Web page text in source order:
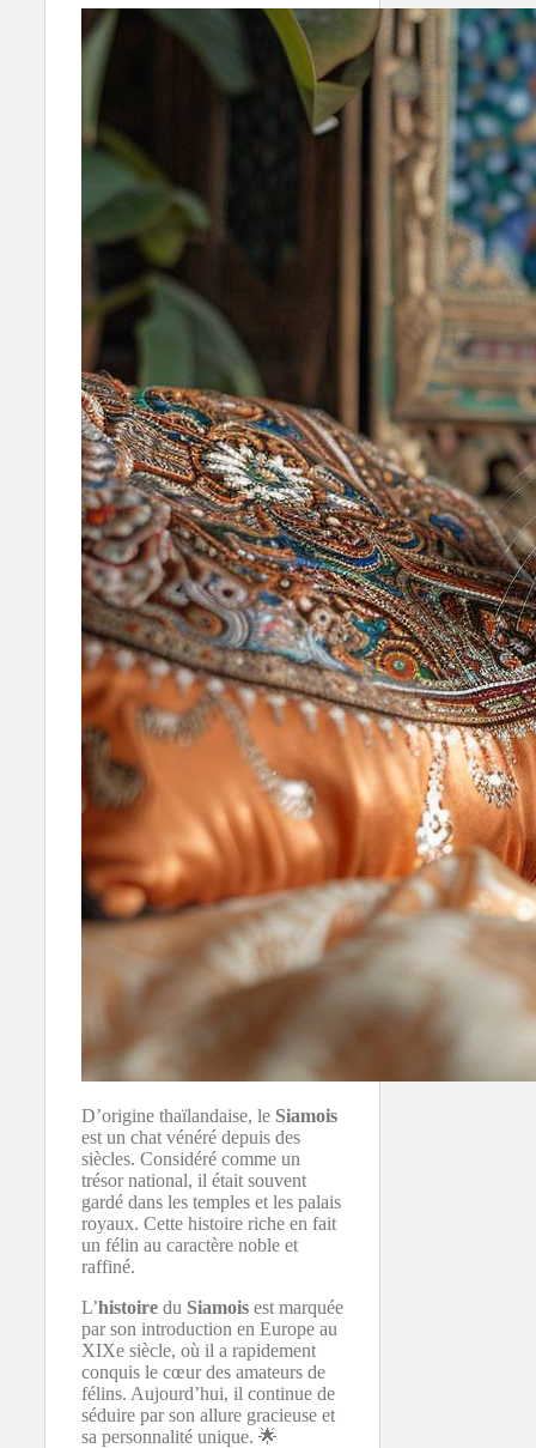
D’origine thaïlandaise, le Siamois
est un chat vénéré depuis des
siècles. Considéré comme un
trésor national, il était souvent
gardé dans les temples et les palais
royaux. Cette histoire riche en fait
un félin au caractère noble et
raffiné.
L’histoire du Siamois est marquée
par son introduction en Europe au
XIXe siècle, où il a rapidement
conquis le cœur des amateurs de
félins. Aujourd’hui, il continue de
séduire par son allure gracieuse et
sa personnalité unique. 🌟